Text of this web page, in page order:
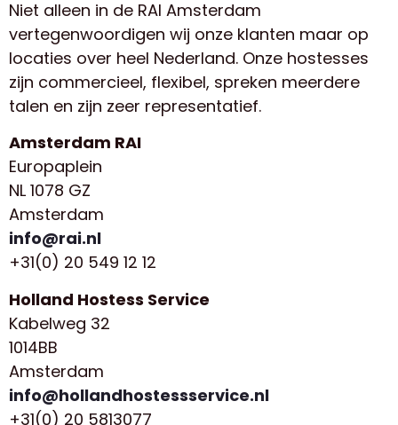
Niet alleen in de RAI Amsterdam
vertegenwoordigen wij onze klanten maar op
locaties over heel Nederland. Onze hostesses
zijn commercieel, flexibel, spreken meerdere
talen en zijn zeer representatief.
Amsterdam RAI
Europaplein
NL 1078 GZ
Amsterdam
info@rai.nl
+31(0) 20 549 12 12
Holland Hostess Service
Kabelweg 32
1014BB
Amsterdam
info@hollandhostessservice.nl
+31(0) 20 5813077